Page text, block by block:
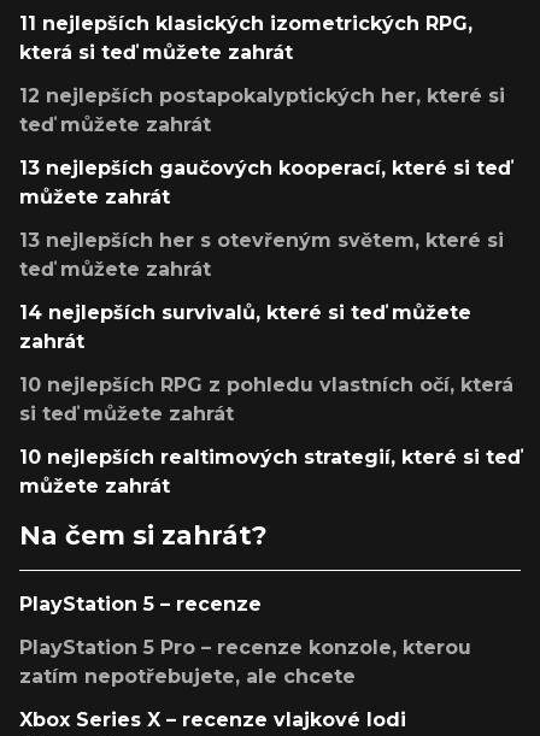
11 nejlepších klasických izometrických RPG,
která si teď můžete zahrát
12 nejlepších postapokalyptických her, které si
teď můžete zahrát
13 nejlepších gaučových kooperací, které si teď
můžete zahrát
13 nejlepších her s otevřeným světem, které si
teď můžete zahrát
14 nejlepších survivalů, které si teď můžete
zahrát
10 nejlepších RPG z pohledu vlastních očí, která
si teď můžete zahrát
10 nejlepších realtimových strategií, které si teď
můžete zahrát
Na čem si zahrát?
PlayStation 5 – recenze
PlayStation 5 Pro – recenze konzole, kterou
zatím nepotřebujete, ale chcete
Xbox Series X – recenze vlajkové lodi